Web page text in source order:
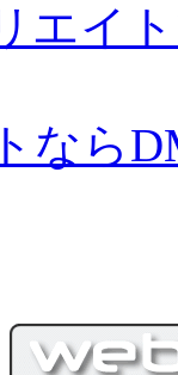
エイ
なら